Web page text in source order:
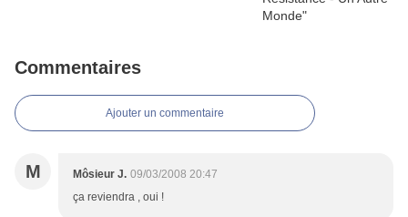
Commentaires
Ajouter un commentaire
M Môsieur J. 09/03/2008 20:47
ça reviendra , oui !